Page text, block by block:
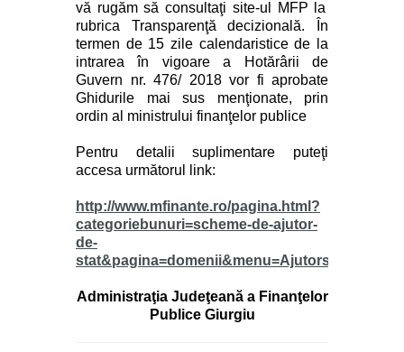
vă rugăm să consultaţi site-ul
MFP la
rubrica Transparenţă decizională. În
termen de 15 zile calendaristice de la
intrarea în vigoare a Hotărârii de
Guvern nr. 476/ 2018 vor fi aprobate
Ghidurile mai sus menţionate, prin
ordin al ministrului finanţelor publice
Pentru detalii suplimentare puteţi
accesa următorul link:
http://www.mfinante.ro/pagina.html?
categoriebunuri=scheme-de-ajutor-
de-
stat&pagina=domenii&menu=Ajutorstat
Administraţia Judeţeană a Finanţelor
Publice Giurgiu